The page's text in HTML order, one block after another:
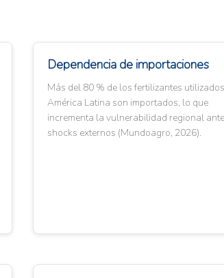
Dependencia de importaciones
Más del 80 % de los fertilizantes
América Latina son importados, lo que
incrementa la vulnerabilidad regional ante
shocks externos (Mundoagro, 2026).